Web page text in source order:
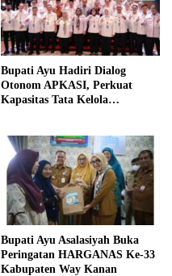
Bupati Ayu Hadiri Dialog
Otonom APKASI, Perkuat
Kapasitas Tata Kelola
Bupati Ayu Asalasiyah Buka
Peringatan HARGANAS Ke-33
Kabupaten Way Kanan